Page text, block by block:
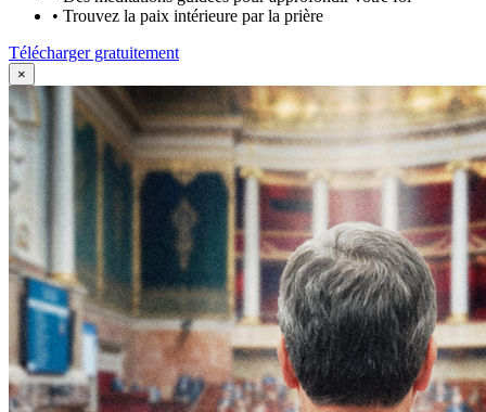
• Trouvez la paix intérieure par la prière
Télécharger gratuitement
×